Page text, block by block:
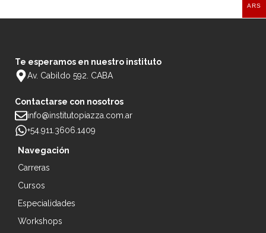
Te esperamos en nuestro instituto
Av. Cabildo 592. CABA
Contactarse con nosotros
info@institutopiazza.com.ar
+54.911.3606.1409
Navegación
Carreras
Cursos
Especialidades
Workshops
ARS